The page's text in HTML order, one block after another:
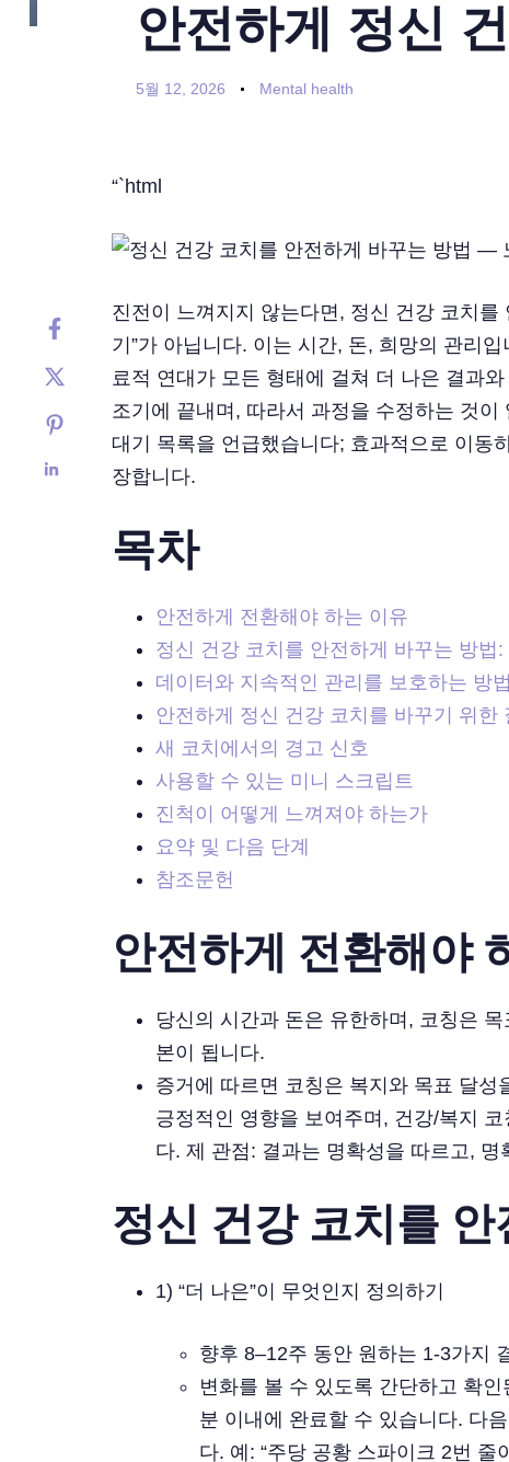
안전하게 정신
5월 12, 2026 Mental health
“`html
진전이 느껴지지 않는다면, 정신 건강 코치
기”가 아닙니다. 이는 시간, 돈, 희망의 관리
료적 연대가 모든 형태에 걸쳐 더 나은 결과
조기에 끝내며, 따라서 과정을 수정하는 것
대기 목록을 언급했습니다; 효과적으로 이동
장합니다.
목차
안전하게 전환해야 하는 이유
정신 건강 코치를 안전하게 바꾸는 방법:
데이터와 지속적인 관리를 보호하는 방법
안전하게 정신 건강 코치를 바꾸기 위한
새 코치에서의 경고 신호
사용할 수 있는 미니 스크립트
진척이 어떻게 느껴져야 하는가
요약 및 다음 단계
참조문헌
안전하게 전환해야
당신의 시간과 돈은 유한하며, 코칭은
본이 됩니다.
증거에 따르면 코칭은 복지와 목표 달성
긍정적인 영향을 보여주며, 건강/복지
다. 제 관점: 결과는 명확성을 따르고, 명
정신 건강 코치를 안
1) “더 나은”이 무엇인지 정의하기
향후 8–12주 동안 원하는 1-3가지
변화를 볼 수 있도록 간단하고 확
분 이내에 완료할 수 있습니다. 다
다. 예: “주당 공황 스파이크 2번 줄